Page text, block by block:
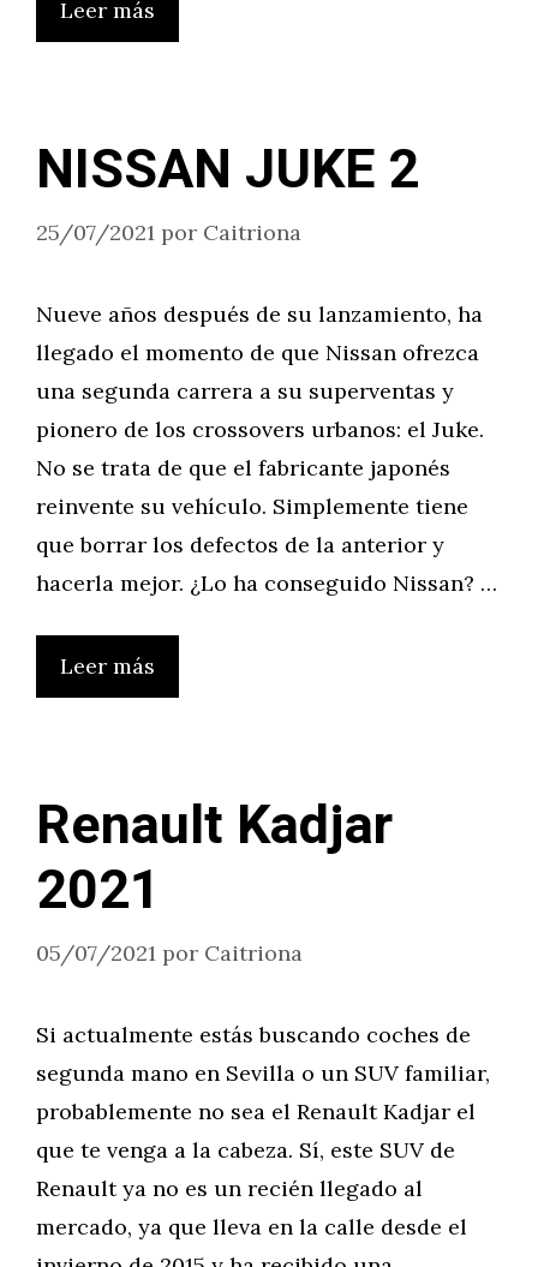
Leer más
NISSAN JUKE 2
25/07/2021 por Caitriona
Nueve años después de su lanzamiento, ha
llegado el momento de que Nissan ofrezca
una segunda carrera a su superventas y
pionero de los crossovers urbanos: el Juke.
No se trata de que el fabricante japonés
reinvente su vehículo. Simplemente tiene
que borrar los defectos de la anterior y
hacerla mejor. ¿Lo ha conseguido Nissan? …
Leer más
Renault Kadjar
2021
05/07/2021 por Caitriona
Si actualmente estás buscando coches de
segunda mano en Sevilla o un SUV familiar,
probablemente no sea el Renault Kadjar el
que te venga a la cabeza. Sí, este SUV de
Renault ya no es un recién llegado al
mercado, ya que lleva en la calle desde el